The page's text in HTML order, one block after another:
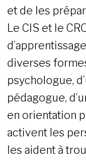
et de les
Le CIS et le
diverses
psychologue,
pédagogue,
en orientation
activent les
les aident à